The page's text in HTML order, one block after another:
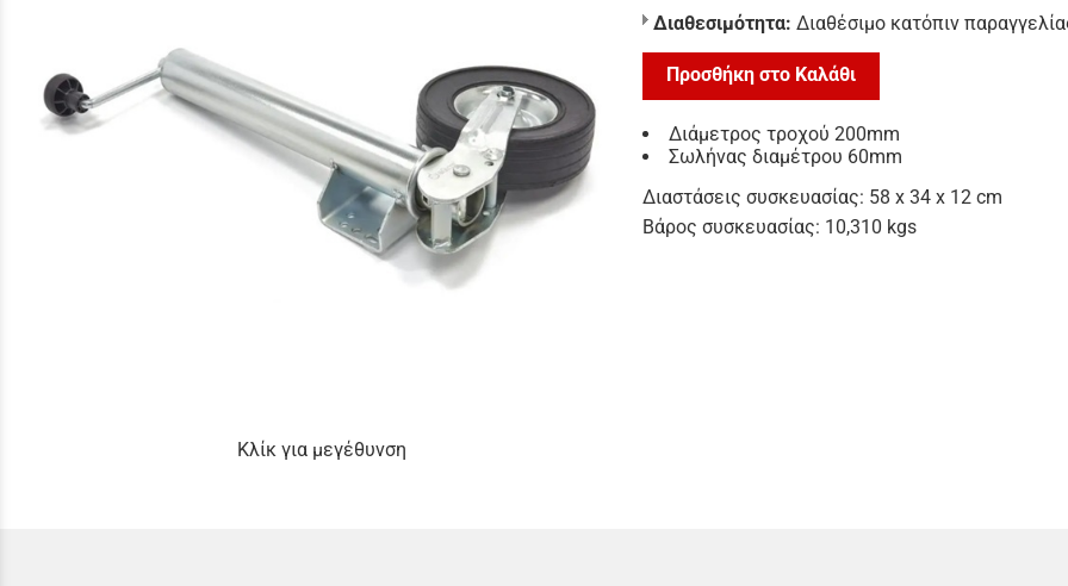
Κλίκ για μεγέθυνση
Διαθεσιμότητα: Διαθέσιμο κατόπιν
Προσθήκη στο Καλάθι
Διάμετρος τροχού 200mm
Σωλήνας διαμέτρου 60mm
Διαστάσεις συσκευασίας: 58 x 34 x 12 cm
Βάρος συσκευασίας: 10,310 kgs